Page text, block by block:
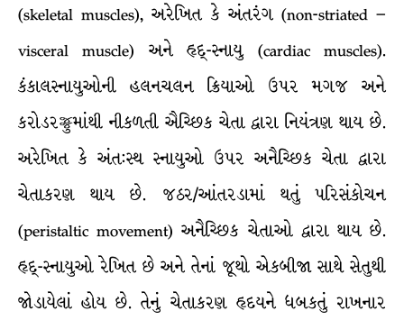
(skeletal muscles), અરેખિત કે અંતરંગ (non-striated –
visceral muscle) અને હૃદ્-સ્નાયુ (cardiac muscles).
કંકાલસ્નાયુઓની હલનચલન ક્રિયાઓ ઉપર મગજ અને
કરોડરજ્જુમાંથી નીકળતી ઐચ્છિક ચેતા દ્વારા નિયંત્રણ થાય છે.
અરેખિત કે અંત:સ્થ સ્નાયુઓ ઉપર અનૈચ્છિક ચેતા દ્વારા
ચેતાકરણ થાય છે. જઠર/આંતરડામાં થતું પરિસંકોચન
(peristaltic movement) અનૈચ્છિક ચેતાઓ દ્વારા થાય છે.
હૃદ્-સ્નાયુઓ રેખિત છે અને તેનાં જૂથો એકબીજા સાથે સેતુથી
જોડાયેલાં હોય છે. તેનું ચેતાકરણ હૃદયને ધબકતું રાખનાર